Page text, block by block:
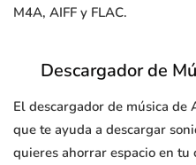
M4A, AIFF y FLAC.
Descargador de
El descargador de música de
que te ayuda a descargar
quieres ahorrar espacio en